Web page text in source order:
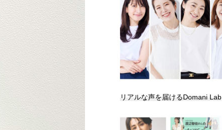
リアルな声を届けるDomani Lab